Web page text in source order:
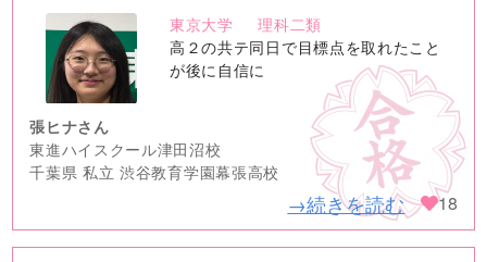
no
image
東京大学
理科二類
高２の共テ同日で目標点を取れたこと
が後に自信に
張ヒナさん
東進ハイスクール津田沼校
千葉県 私立 渋谷教育学園幕張高校
→続きを読む 18